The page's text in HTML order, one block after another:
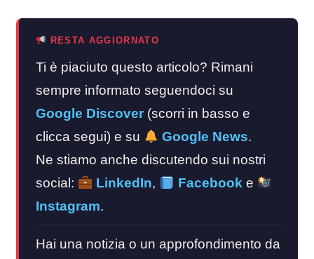
RESTA AGGIORNATO
Ti è piaciuto questo articolo? Rimani
sempre informato seguendoci su
Google Discover (scorri in basso e
clicca segui) e su
Google News.
Ne stiamo anche discutendo sui nostri
social:
LinkedIn, Facebooke
Instagram.
Hai una notizia o un approfondimento da